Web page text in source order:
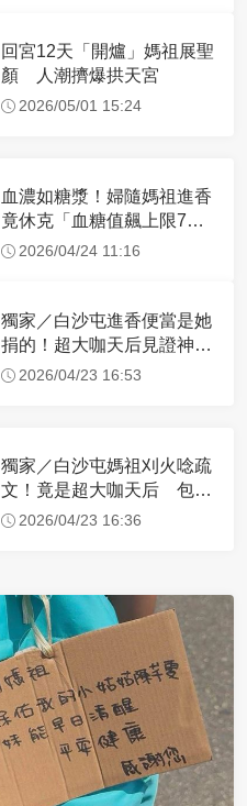
回宮12天「開爐」媽祖展聖
顏 人潮擠爆拱天宮
2026/05/01 15:24
血濃如糖漿！婦隨媽祖進香
竟休克「血糖值飆上限7
倍」 醫曝原因
2026/04/24 11:16
獨家／白沙屯進香便當是她
捐的！超大咖天后見證神
蹟 一靠近媽祖就爆哭
2026/04/23 16:53
獨家／白沙屯媽祖刈火唸疏
文！竟是超大咖天后 包尿
布忍尿5小時不喊累
2026/04/23 16:36